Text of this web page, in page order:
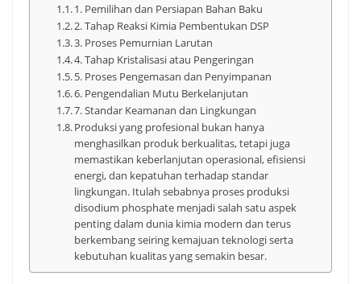
1. Pemilihan dan Persiapan Bahan Baku
2. Tahap Reaksi Kimia Pembentukan DSP
3. Proses Pemurnian Larutan
4. Tahap Kristalisasi atau Pengeringan
5. Proses Pengemasan dan Penyimpanan
6. Pengendalian Mutu Berkelanjutan
7. Standar Keamanan dan Lingkungan
Produksi yang profesional bukan hanya
menghasilkan produk berkualitas, tetapi juga
memastikan keberlanjutan operasional, efisiensi
energi, dan kepatuhan terhadap standar
lingkungan. Itulah sebabnya proses produksi
disodium phosphate menjadi salah satu aspek
penting dalam dunia kimia modern dan terus
berkembang seiring kemajuan teknologi serta
kebutuhan kualitas yang semakin besar.